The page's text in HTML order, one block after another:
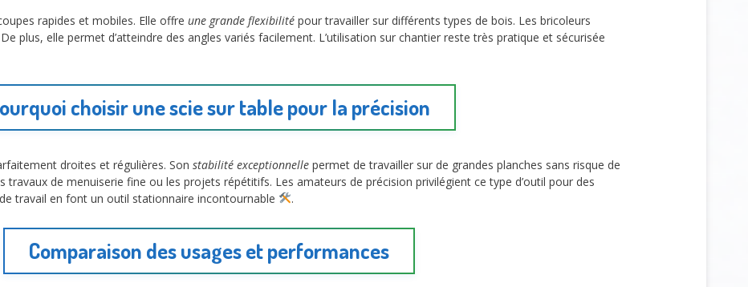
rapides et mobiles. Elle offre une grande flexibilité pour travailler sur différents types de bois. Les bricoleurs
plus, elle permet d’atteindre des angles variés facilement. L’utilisation sur chantier reste très pratique et sécurisée
choisir une scie sur table pour la précision
droites et régulières. Son stabilité exceptionnelle permet de travailler sur de grandes planches sans risque de
travaux de menuiserie fine ou les projets répétitifs. Les amateurs de précision privilégient ce type d’outil pour des
travail en font un outil stationnaire incontournable
.
Comparaison des usages et performances